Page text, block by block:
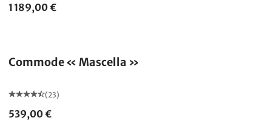
1 189,00 €
Commode « Mascella »
(23)
539,00 €